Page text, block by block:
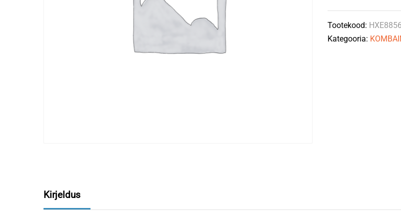
Deere
HXE88564,
H202821
Tootekood:
Kategooria:
Kirjeldus